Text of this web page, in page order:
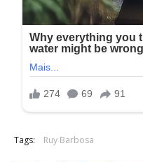
Tags: Ruy Barbosa